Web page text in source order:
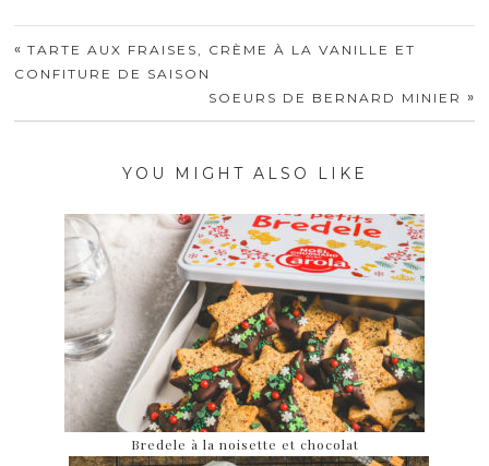
«TARTE AUX FRAISES, CRÈME À LA VANILLE ET
CONFITURE DE SAISON
SOEURS DE BERNARD MINIER »
YOU MIGHT ALSO LIKE
Bredele à la noisette et chocolat